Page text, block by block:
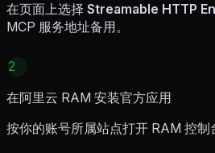
在页面上选择 Streamable HTTP
MCP 服务地址备用。
2
在阿里云 RAM 安装官方应用
按你的账号所属站点打开 RAM 控制